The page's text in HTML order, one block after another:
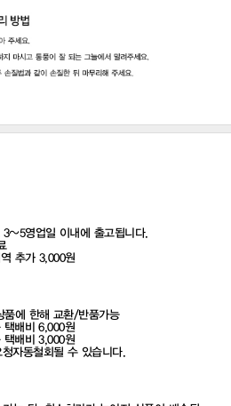
3~5영업일 이내에 출고됩니다.
추가 3,000원
품에 한해 교환/반품가능
배비 6,000원
배비 3,000원
자동철회될 수 있습니다.